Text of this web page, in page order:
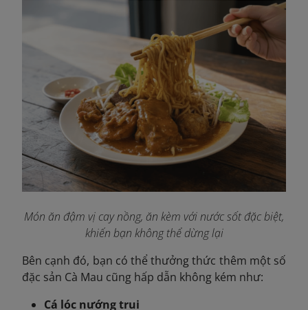
Món ăn đậm vị cay nồng, ăn kèm với nước sốt đặc biệt,
khiến bạn không thể dừng lại
Bên cạnh đó, bạn có thể thưởng thức thêm một số
đặc sản Cà Mau cũng hấp dẫn không kém như:
Cá lóc nướng trui